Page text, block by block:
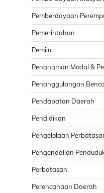
Pemberdayaan
Pemerintahan
Pemilu
Penanaman Modal &
Penanggulangan
Pendapatan Daerah
Pendidikan
Pengelolaan
Pengendalian
Perbatasan
Perencanaan Daerah